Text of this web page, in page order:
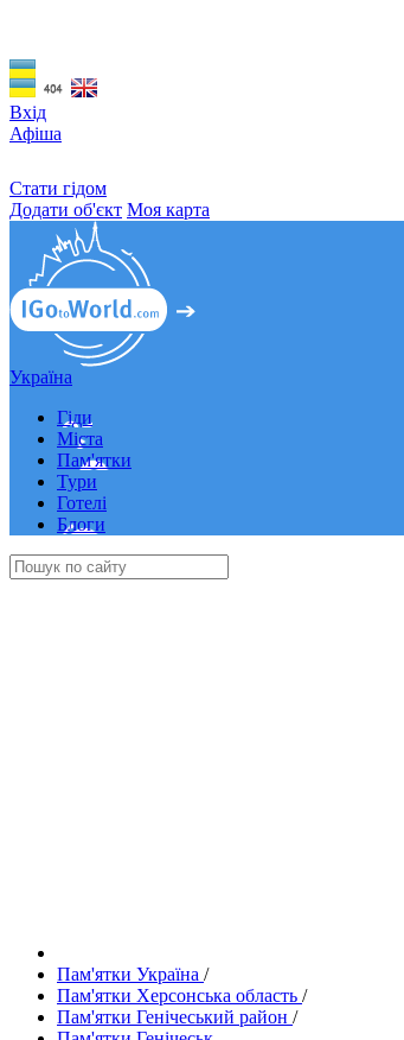
Вхід
Афіша
Стати гідом
Додати об'єкт Моя карта
Україна
Гіди
Міста
Пам'ятки
Тури
Готелі
Блоги
Пам'ятки Україна /
Пам'ятки Херсонська область /
Пам'ятки Генічеський район /